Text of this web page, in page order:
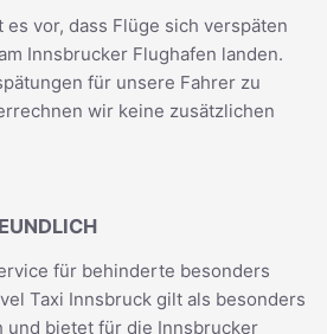
vor, dass Flüge sich verspäten
Innsbrucker Flughafen landen.
für unsere Fahrer zu
wir keine zusätzlichen
für behinderte besonders
Taxi Innsbruck gilt als besonders
bietet für die Innsbrucker